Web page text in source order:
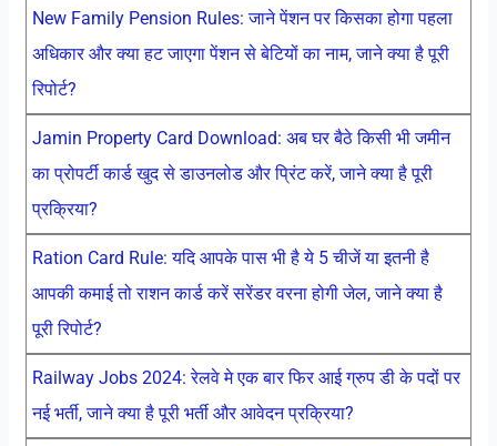
New Family Pension Rules: जाने पेंशन पर किसका होगा पहला
अधिकार और क्या हट जाएगा पेंशन से बेटियों का नाम, जाने क्या है पूरी
रिपोर्ट?
Jamin Property Card Download: अब घर बैठे किसी भी जमीन
का प्रोपर्टी कार्ड खुद से डाउनलोड और प्रिंट करें, जाने क्या है पूरी
प्रक्रिया?
Ration Card Rule: यदि आपके पास भी है ये 5 चीजें या इतनी है
आपकी कमाई तो राशन कार्ड करें सरेंडर वरना होगी जेल, जाने क्या है
पूरी रिपोर्ट?
Railway Jobs 2024: रेलवे मे एक बार फिर आई ग्रुप डी के पदों पर
नई भर्ती, जाने क्या है पूरी भर्ती और आवेदन प्रक्रिया?